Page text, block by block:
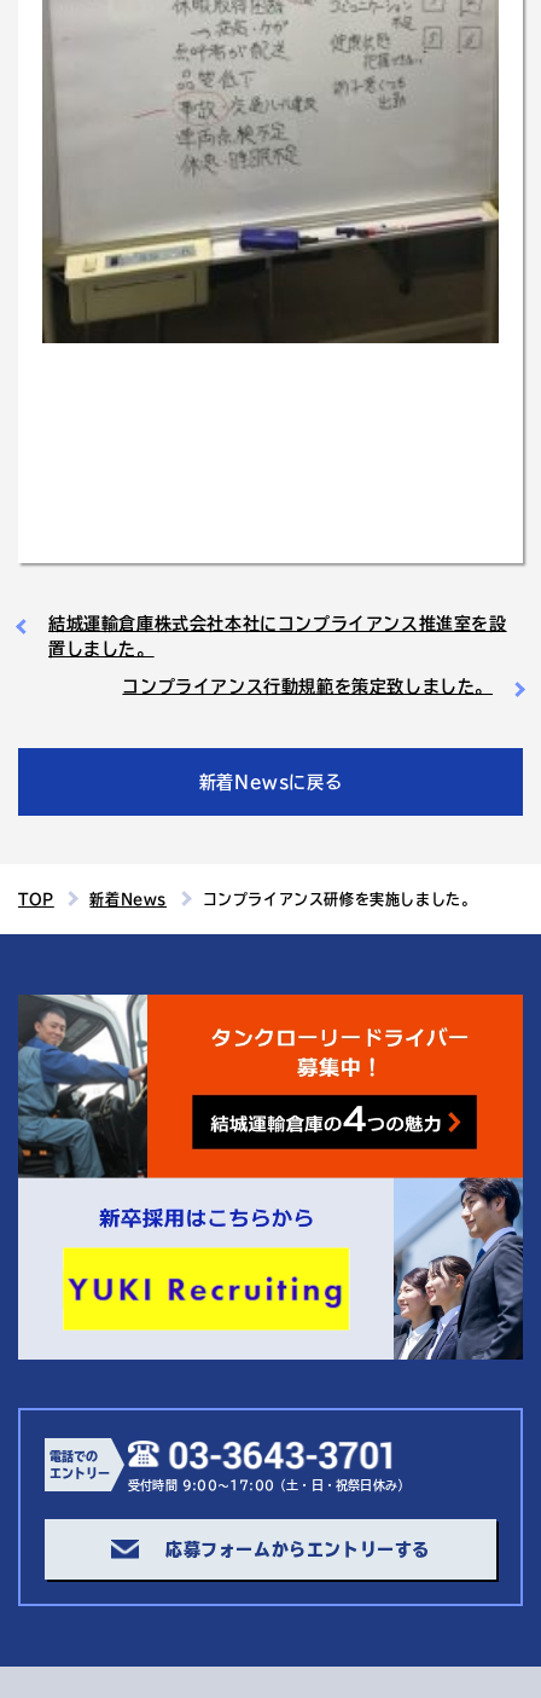
結城運輸倉庫株式会社本社にコンプライアンス推進室を設
置しました。
コンプライアンス行動規範を策定致しました。
新着Newsに戻る
TOP 新着News コンプライアンス研修を実施しました。
結城運輸倉庫の4
電話での
エントリー
受付時間 9:00～17:00（土・日・祝祭日休み）
応募フォームからエントリーする